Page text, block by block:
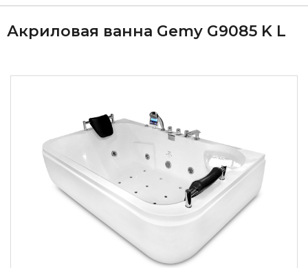
Акриловая ванна Gemy G9085 K L